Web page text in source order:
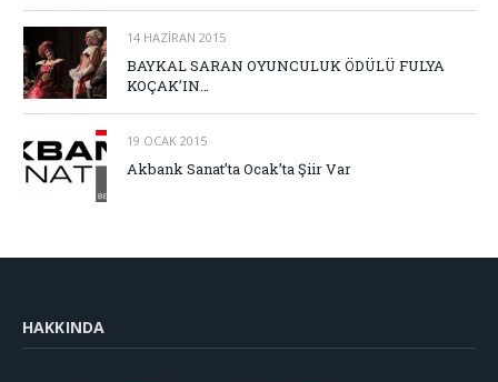
14 HAZIRAN 2015
BAYKAL SARAN OYUNCULUK ÖDÜLÜ FULYA
KOÇAK’IN…
19 OCAK 2015
Akbank Sanat’ta Ocak’ta Şiir Var
HAKKINDA